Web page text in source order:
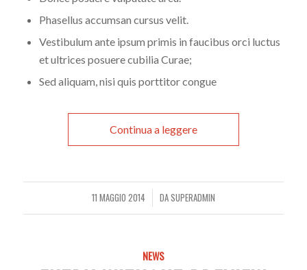
Phasellus accumsan cursus velit.
Vestibulum ante ipsum primis in faucibus orci luctus
et ultrices posuere cubilia Curae;
Sed aliquam, nisi quis porttitor congue
Continua a leggere
11 MAGGIO 2014
/ DASUPERADMIN
NEWS